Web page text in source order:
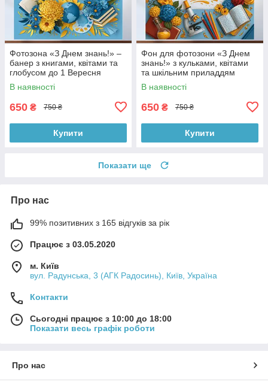
Фотозона «З Днем знань!» –
банер з книгами, квітами та
глобусом до 1 Вересня
120x120см, №41121
В наявності
650 ₴ 750 ₴
Купити
Фон для фотозони «З Днем
знань!» з кульками, квітами
та шкільним приладдям
120x120см, №41114
В наявності
650 ₴ 750 ₴
Купити
Показати ще
Про нас
99% позитивних з 165 відгуків за рік
Працює з 03.05.2020
м. Київ
вул. Радунська, 3 (АГК Радосинь), Київ, Україна
Контакти
Сьогодні працює з 10:00 до 18:00
Показати весь графік роботи
Про нас